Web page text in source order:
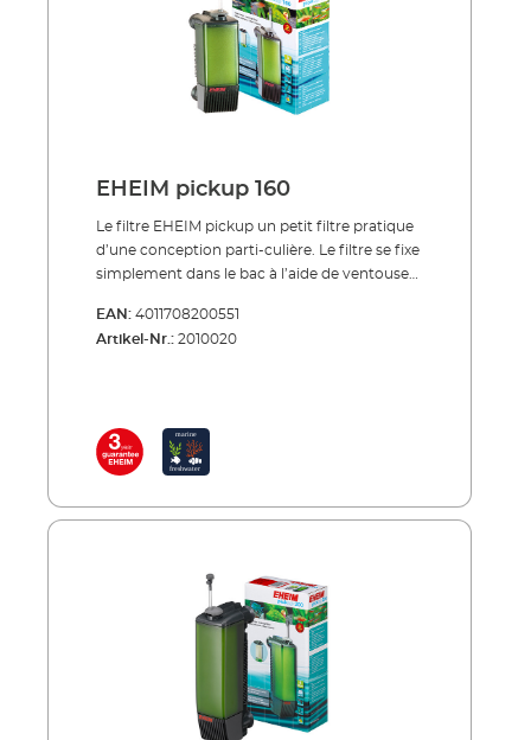
EHEIM pickup 160
Le filtre EHEIM pickup un petit filtre pratique
d’une conception parti-culière. Le filtre se fixe
simplement dans le bac à l’aide de ventouses.
Vous pouvez simplement retirer le filtre avec
sa mousse de filtration par le haut. Le corps
pompe aspire l’eau par le bas et la renvoie par
la mousse du filtre. L’eau nettoyée est
rotative. Avantages du EHEIM pickup Petit
pour déterminer la direction du rejet Support
de filtre avec mousse de filtration facile à
retirer par le haut de la pompe
Complètement équipé avec cartouche de
filtration, utilisable de suite Il est possible de
mettre en place une cartouche de charbon
actif pour le nettoyage par adosrption (p.ex.
EAN: 4011708200551
Artikel-Nr.: 2010020